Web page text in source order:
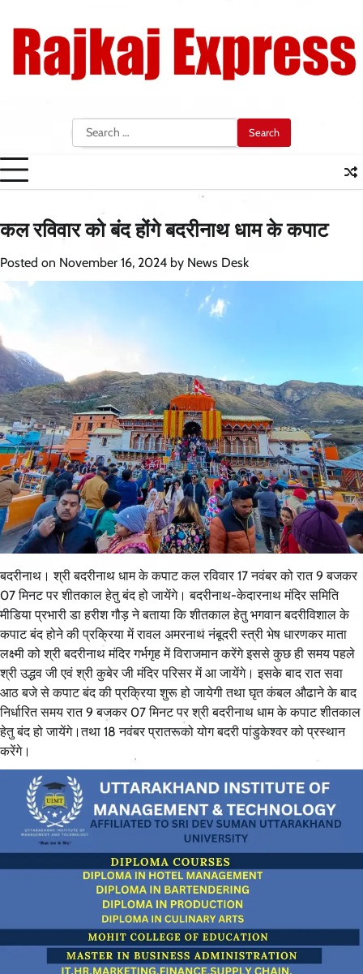
content
Search
for:
कल रविवार को बंद होंगे बदरीनाथ धाम के कपाट
Posted on November 16, 2024 by News Desk
बदरीनाथ। श्री बदरीनाथ धाम के कपाट कल रविवार 17 नवंबर को रात 9 बजकर
07 मिनट पर शीतकाल हेतु बंद हो जायेंगे। बदरीनाथ-केदारनाथ मंदिर समिति
मीडिया प्रभारी डा हरीश गौड़ ने बताया कि शीतकाल हेतु भगवान बदरीविशाल के
कपाट बंद होने की प्रक्रिया में रावल अमरनाथ नंबूदरी स्त्री भेष धारणकर माता
लक्ष्मी को श्री बदरीनाथ मंदिर गर्भगृह में विराजमान करेंगे इससे कुछ ही समय पहले
श्री उद्धव जी एवं श्री कुबेर जी मंदिर परिसर में आ जायेंगे। इसके बाद रात सवा
आठ बजे से कपाट बंद की प्रक्रिया शुरू हो जायेगी तथा घृत कंबल औढाने के बाद
निर्धारित समय रात 9 बजकर 07 मिनट पर श्री बदरीनाथ धाम के कपाट शीतकाल
हेतु बंद हो जायेंगे।तथा 18 नवंबर प्रातरूको योग बदरी पांडुकेश्वर को प्रस्थान
करेंगे।